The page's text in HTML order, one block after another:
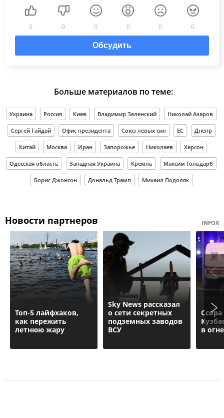
0 0 0 0 0 0
Обсудить
Больше материалов по теме:
Украина Россия Киев Владимир Зеленский Николай Азаров
Сергей Гайдай Офис президента Союз левых сил ЕС Днепр
Китай Москва Иран Запорожье Николаев Херсон
Одесская область Западная Украина Кремль Максим Гольдарб
Борис Джонсон Дональд Трамп Михаил Подоляк
Новости партнеров INFOX
Топ-5 лайфхаков,
как пережить
летнюю жару
Sky News рассказал
о сети секретных
подземных заводов
ВСУ
Ссора
в